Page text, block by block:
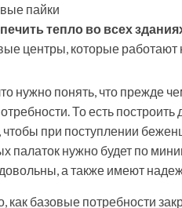
пайки
тепло во всех
центры, которые работают
нужно понять, что прежде
То есть
чтобы при поступлении
палаток нужно будет по
а также имеют
как базовые потребности